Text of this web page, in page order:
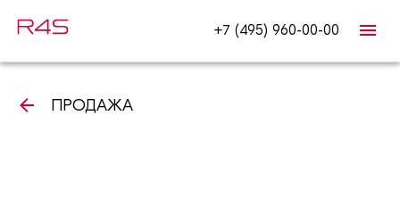
+7 (495) 960-00-00
ПРОДАЖА